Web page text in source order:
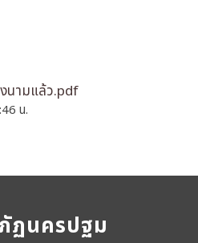
นามแล้ว.pdf
น.
ฏนครปฐม